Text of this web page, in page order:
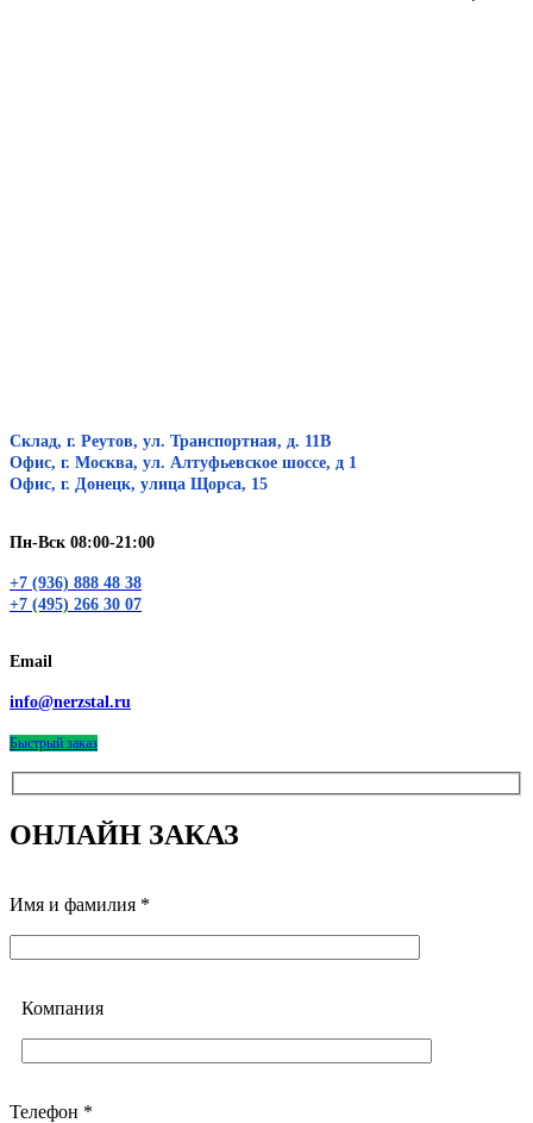
Склад, г. Реутов, ул. Транспортная, д. 11В
Офис, г. Москва, ул. Алтуфьевское шоссе, д 1
Офис, г. Донецк, улица Щорса, 15
Пн-Вск 08:00-21:00
+7 (936) 888 48 38
+7 (495) 266 30 07
Email
info@nerzstal.ru
Быстрый заказ
ОНЛАЙН ЗАКАЗ
Имя и фамилия *
Компания
Телефон *